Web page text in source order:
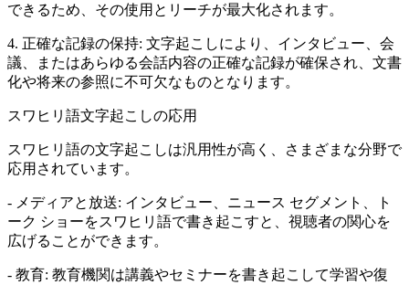
文字起こし
TXT · DOCX · XLSX · Markdown
できるため、その使用とリーチが最大化されます。
4. 正確な記録の保持: 文字起こしにより、インタビュー、会
議、またはあらゆる会話内容の正確な記録が確保され、文書
化や将来の参照に不可欠なものとなります。
スワヒリ語文字起こしの応用
スワヒリ語の文字起こしは汎用性が高く、さまざまな分野で
応用されています。
- メディアと放送: インタビュー、ニュース セグメント、ト
ーク ショーをスワヒリ語で書き起こすと、視聴者の関心を
広げることができます。
- 教育: 教育機関は講義やセミナーを書き起こして学習や復